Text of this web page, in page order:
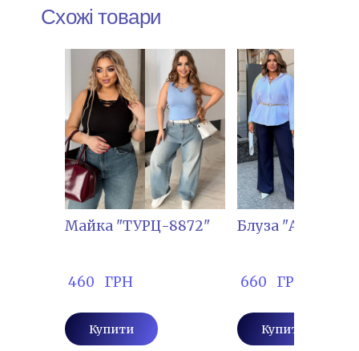
Схожі товари
Майка "ТУРЦ-8872"
460   ГРН
Купити
Блуза "АМБ-
660   ГРН
Купити